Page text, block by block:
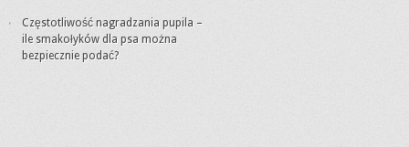
Częstotliwość nagradzania pupila –
ile smakołyków dla psa można
bezpiecznie podać?